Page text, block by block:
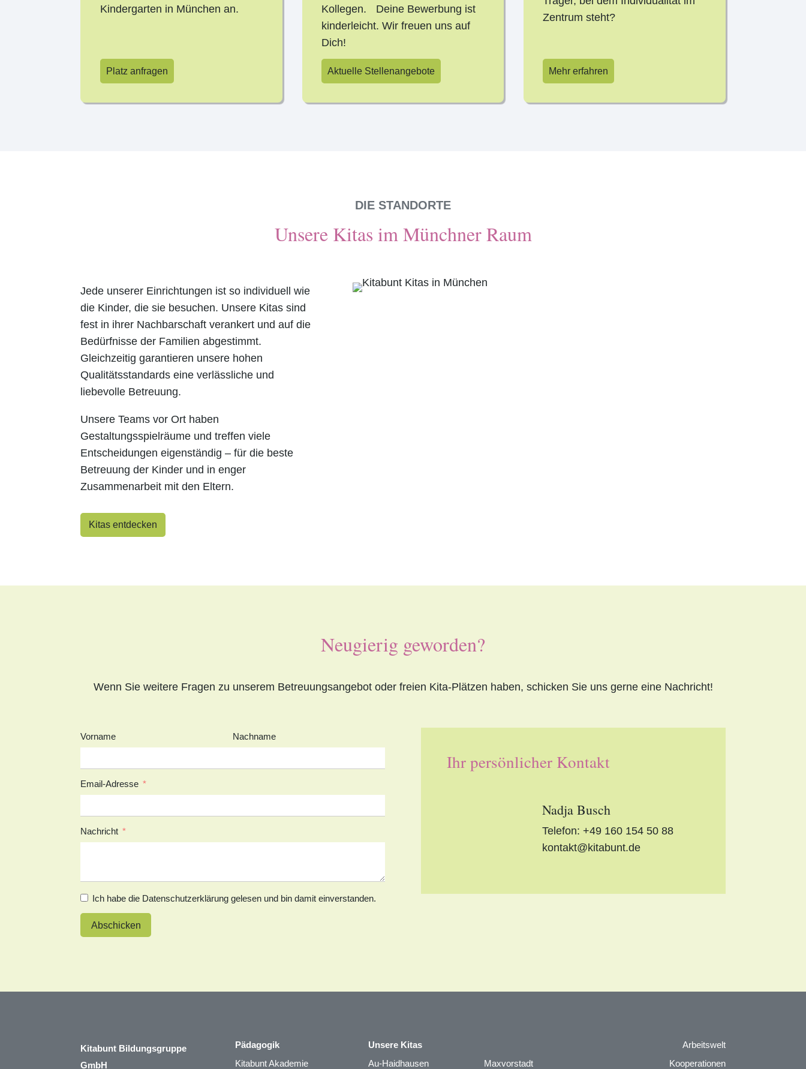
Kindergarten in München an.
Platz anfragen
Kollegen. Deine Bewerbung ist
kinderleicht. Wir freuen uns auf
Dich!
Aktuelle Stellenangebote
Zentrum steht?
Mehr erfahren
DIE STANDORTE
Unsere Kitas im Münchner Raum
Jede unserer Einrichtungen ist so individuell wie
die Kinder, die sie besuchen. Unsere Kitas sind
fest in ihrer Nachbarschaft verankert und auf die
Bedürfnisse der Familien abgestimmt.
Gleichzeitig garantieren unsere hohen
Qualitätsstandards eine verlässliche und
liebevolle Betreuung.
Unsere Teams vor Ort haben
Gestaltungsspielräume und treffen viele
Entscheidungen eigenständig – für die beste
Betreuung der Kinder und in enger
Zusammenarbeit mit den Eltern.
Kitas entdecken
Neugierig geworden?
Wenn Sie weitere Fragen zu unserem Betreuungsangebot oder freien Kita-Plätzen haben, schicken Sie uns gerne eine Nachricht!
Vorname Nachname
Email-Adresse
Nachricht
Ich habe die Datenschutzerklärung gelesen und bin damit einverstanden.
Abschicken
Ihr persönlicher Kontakt
Nadja Busch
Telefon: +49 160 154 50 88
kontakt@kitabunt.de
Kitabunt Bildungsgruppe
GmbH
Pädagogik
Kitabunt Akademie
Unsere Kitas
Au-Haidhausen
Maxvorstadt
Arbeitswelt
Kooperationen